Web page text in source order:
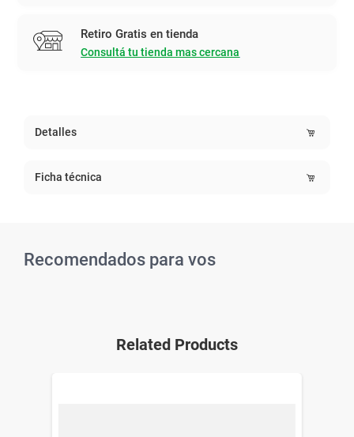
Retiro Gratis en tienda
Consultá tu tienda mas cercana
Detalles
Ficha técnica
Recomendados para vos
Related Products